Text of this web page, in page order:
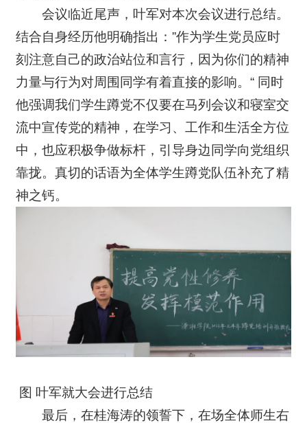
会议临近尾声，叶军对本次会议进行总结。
结合自身经历他明确指出：”作为学生党员应时
刻注意自己的政治站位和言行，因为你们的精神
力量与行为对周围同学有着直接的影响。“ 同时
他强调我们学生蹲党不仅要在马列会议和寝室交
流中宣传党的精神，在学习、工作和生活全方位
中，也应积极争做标杆，引导身边同学向党组织
靠拢。真切的话语为全体学生蹲党队伍补充了精
神之钙。
图 叶军就大会进行总结
最后，在桂海涛的领誓下，在场全体师生右